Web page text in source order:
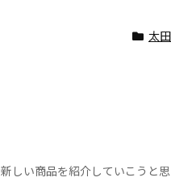
太
新しい商品を紹介していこうと思